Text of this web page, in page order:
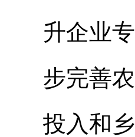
升企业
步完善
投入和